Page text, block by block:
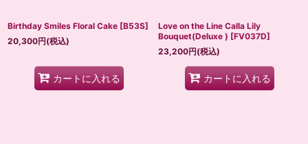
Birthday Smiles Floral Cake [B53S]
20,300円(税込)
カートに入れる
Love on the Line Calla Lily
Bouquet(Deluxe ) [FV037D]
23,200円(税込)
カートに入れる